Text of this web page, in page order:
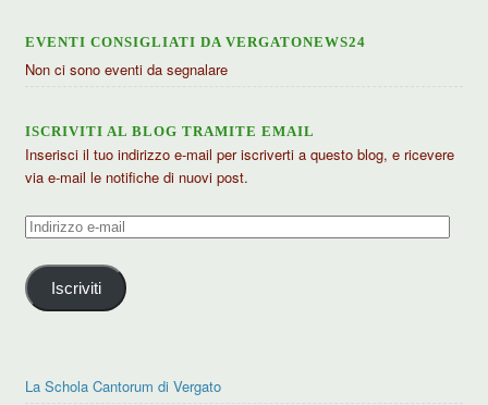
EVENTI CONSIGLIATI DA VERGATONEWS24
Non ci sono eventi da segnalare
ISCRIVITI AL BLOG TRAMITE EMAIL
Inserisci il tuo indirizzo e-mail per iscriverti a questo blog, e ricevere
via e-mail le notifiche di nuovi post.
Indirizzo
mail
Iscriviti
La Schola Cantorum di Vergato